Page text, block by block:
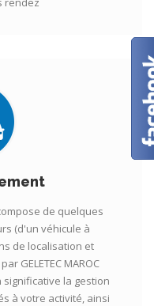
de quelques
(d'un véhicule à
de localisation et
GELETEC MAROC
la gestion
à votre activité, ainsi